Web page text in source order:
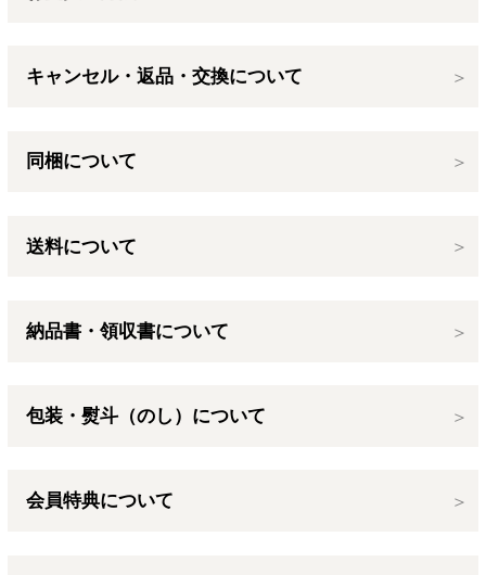
キャンセル・返品・交換について
同梱について
送料について
納品書・領収書について
包装・熨斗（のし）について
会員特典について